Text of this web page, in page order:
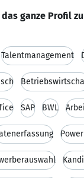
ganze Profil
Talentmanagement
SAP BWL